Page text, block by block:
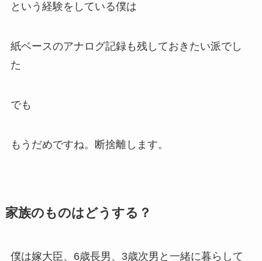
という経験をしている僕は
紙ベースのアナログ記録も残しておきたい派でし
た
でも
もうだめですね。断捨離します。
家族のものはどうする？
僕は嫁大臣、6歳長男、3歳次男と一緒に暮らして